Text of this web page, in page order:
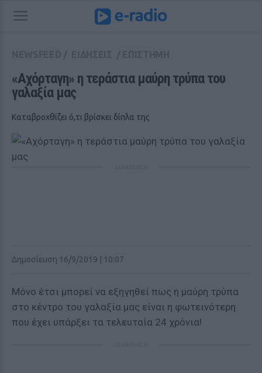
«Αχόρταγη» η τεράστια μαύρη τρύπα του
γαλαξία μας
Καταβροχθίζει ό,τι βρίσκει δίπλα της
Δημοσίευση 16/9/2019 | 10:07
Μόνο έτσι μπορεί να εξηγηθεί πως η μαύρη τρύπα
στο κέντρο του γαλαξία μας είναι η φωτεινότερη
που έχει υπάρξει τα τελευταία 24 χρόνια!